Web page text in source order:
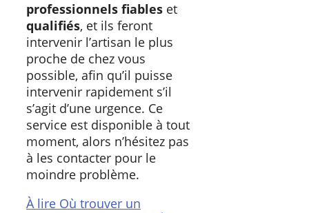
professionnels fiables et
qualifiés, et ils feront
intervenir l’artisan le plus
proche de chez vous
possible, afin qu’il puisse
intervenir rapidement s’il
s’agit d’une urgence. Ce
service est disponible à tout
moment, alors n’hésitez pas
à les contacter pour le
moindre problème.
À lire Où trouver un